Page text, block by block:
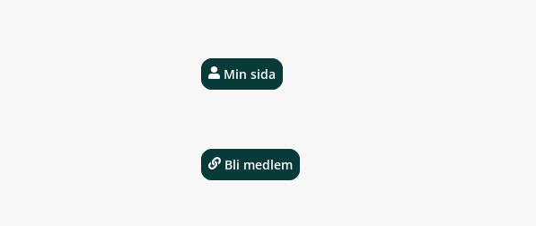
Min sida
Bli medlem